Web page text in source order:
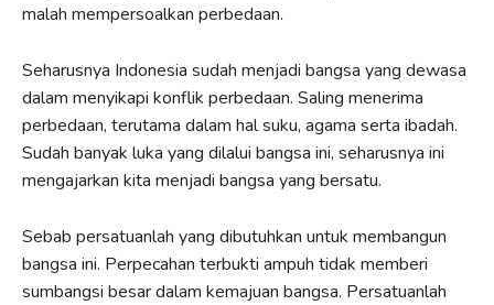
malah mempersoalkan perbedaan.
Seharusnya Indonesia sudah menjadi bangsa yang dewasa
dalam menyikapi konflik perbedaan. Saling menerima
perbedaan, terutama dalam hal suku, agama serta ibadah.
Sudah banyak luka yang dilalui bangsa ini, seharusnya ini
mengajarkan kita menjadi bangsa yang bersatu.
Sebab persatuanlah yang dibutuhkan untuk membangun
bangsa ini. Perpecahan terbukti ampuh tidak memberi
sumbangsi besar dalam kemajuan bangsa. Persatuanlah